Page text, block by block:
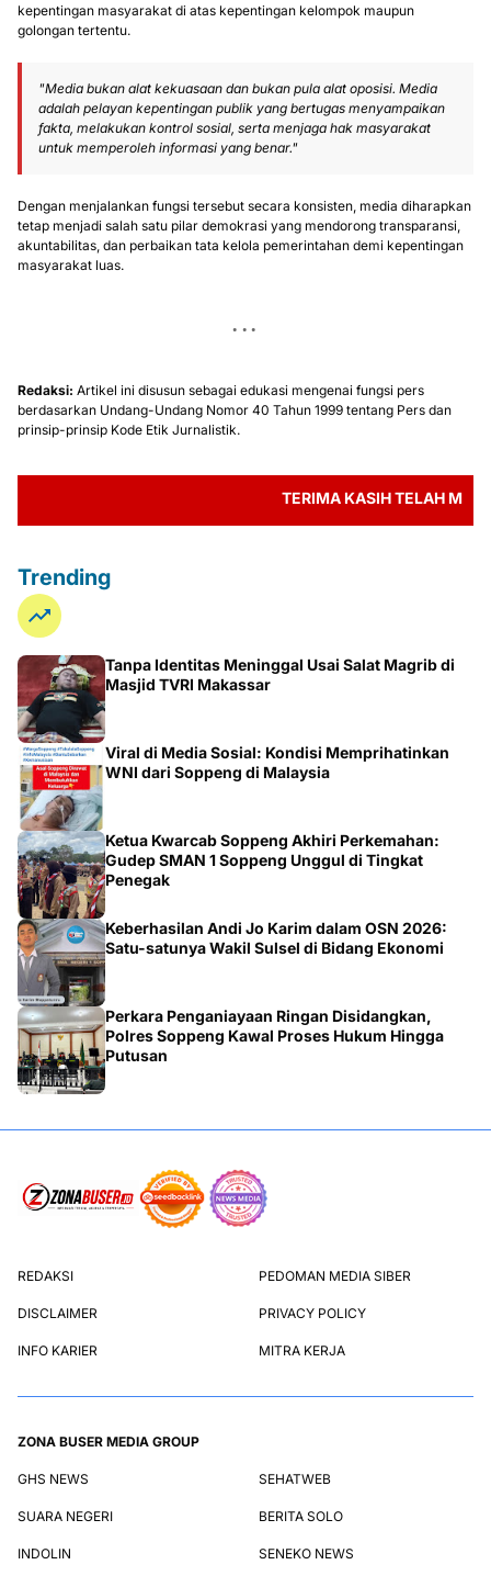
kepentingan masyarakat di atas kepentingan kelompok maupun
golongan tertentu.
"Media bukan alat kekuasaan dan bukan pula alat oposisi. Media
adalah pelayan kepentingan publik yang bertugas menyampaikan
fakta, melakukan kontrol sosial, serta menjaga hak masyarakat
untuk memperoleh informasi yang benar."
Dengan menjalankan fungsi tersebut secara konsisten, media diharapkan
tetap menjadi salah satu pilar demokrasi yang mendorong transparansi,
akuntabilitas, dan perbaikan tata kelola pemerintahan demi kepentingan
masyarakat luas.
Redaksi: Artikel ini disusun sebagai edukasi mengenai fungsi pers
berdasarkan Undang-Undang Nomor 40 Tahun 1999 tentang Pers dan
prinsip-prinsip Kode Etik Jurnalistik.
TERIMA KASIH TELAH MEMBACA
Trending
Tanpa Identitas Meninggal Usai Salat Magrib di
Masjid TVRI Makassar
Viral di Media Sosial: Kondisi Memprihatinkan
WNI dari Soppeng di Malaysia
Ketua Kwarcab Soppeng Akhiri Perkemahan:
Gudep SMAN 1 Soppeng Unggul di Tingkat
Penegak
Keberhasilan Andi Jo Karim dalam OSN 2026:
Satu-satunya Wakil Sulsel di Bidang Ekonomi
Perkara Penganiayaan Ringan Disidangkan,
Polres Soppeng Kawal Proses Hukum Hingga
Putusan
REDAKSI PEDOMAN MEDIA SIBER
DISCLAIMER PRIVACY POLICY
INFO KARIER MITRA KERJA
ZONA BUSER MEDIA GROUP
GHS NEWS SEHATWEB
SUARA NEGERI BERITA SOLO
INDOLIN SENEKO NEWS